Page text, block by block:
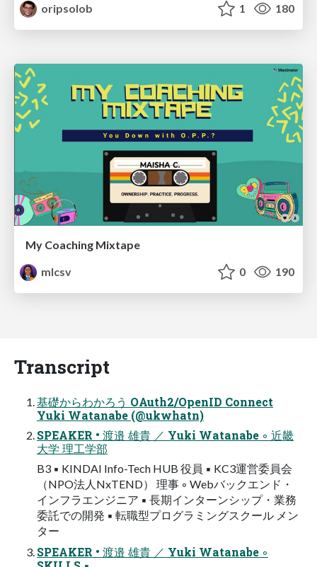
oripsolob
1 180
My Coaching Mixtape
mlcsv
0 190
Transcript
基礎からわかろう OAuth2/OpenID Connect
Yuki Watanabe (@ukwhatn)
SPEAKER • 渡邉 雄貴 ／ Yuki Watanabe ◦ 近畿
大学 理工学部
B3 ▪ KINDAI Info-Tech HUB 役員 ▪ KC3運営委員会
（NPO法人NxTEND） 理事 ◦ Webバックエンド・
インフラエンジニア ▪ 長期インターンシップ・業務
委託での開発 ▪ 転職型プログラミングスクール メン
ター
SPEAKER • 渡邉 雄貴 ／ Yuki Watanabe ◦